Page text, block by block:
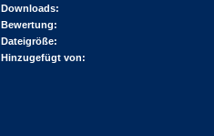
Downloads:
Bewertung:
Dateigröße:
Hinzugefügt von: